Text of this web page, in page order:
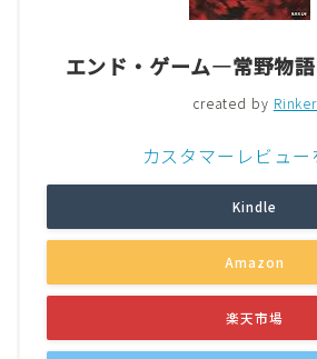
エンド・ゲーム―常野物
created by Rinker
カスタマーレビュー
Kindle
Amazon
楽天市場